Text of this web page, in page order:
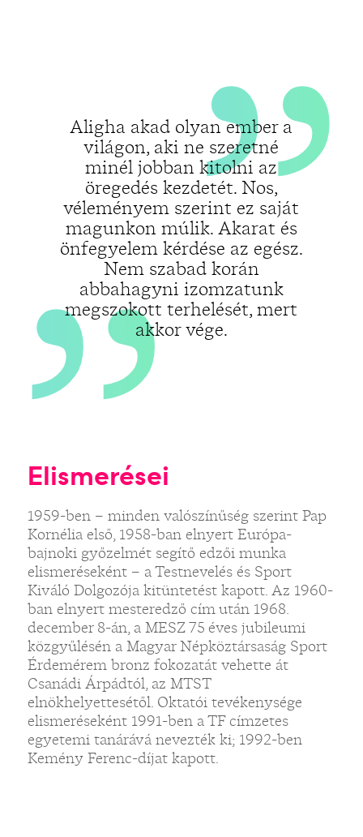
Aligha akad olyan ember a
világon, aki ne szeretné
minél jobban kitolni az
öregedés kezdetét. Nos,
véleményem szerint ez saját
magunkon múlik. Akarat és
önfegyelem kérdése az egész.
Nem szabad korán
abbahagyni izomzatunk
megszokott terhelését, mert
akkor vége.
„
Elismerései
1959-ben – minden valószínűség szerint Pap
Kornélia első, 1958-ban elnyert Európa-
bajnoki győzelmét segítő edzői munka
elismeréseként – a Testnevelés és Sport
Kiváló Dolgozója kitüntetést kapott. Az 1960-
ban elnyert mesteredző cím után 1968.
december 8-án, a MESZ 75 éves jubileumi
közgyűlésén a Magyar Népköztársaság Sport
Érdemérem bronz fokozatát vehette át
Csanádi Árpádtól, az MTST
elnökhelyettesétől. Oktatói tevékenysége
elismeréseként 1991-ben a TF címzetes
egyetemi tanárává nevezték ki; 1992-ben
Kemény Ferenc-díjat kapott.